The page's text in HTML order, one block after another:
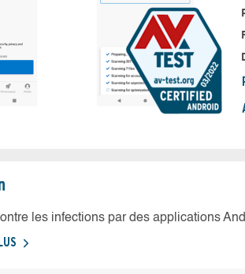
les infections par des applications